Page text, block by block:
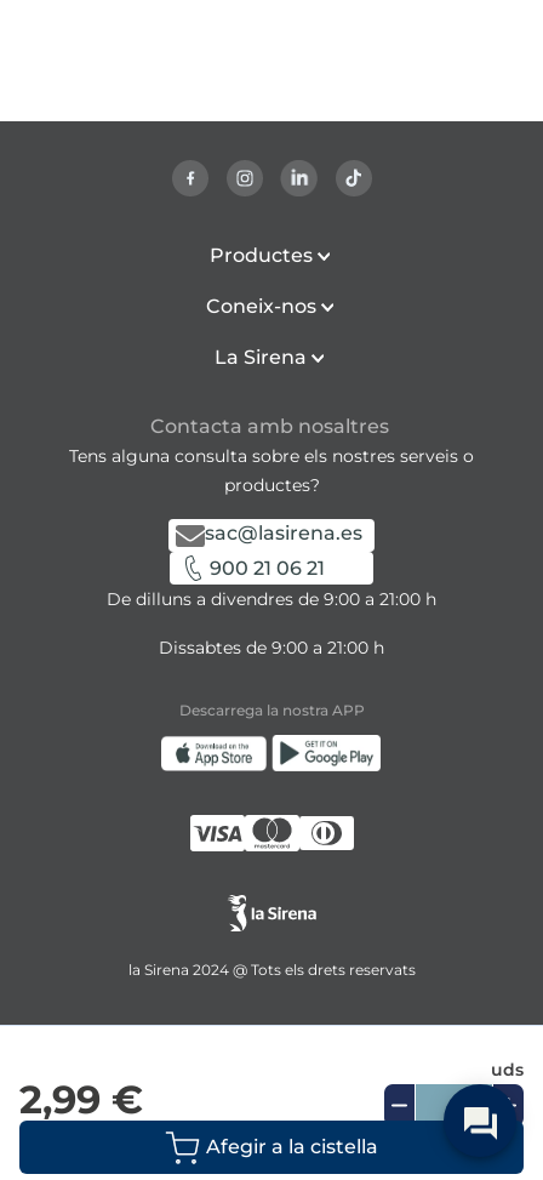
2,99 €
uds
Productes
Coneix-nos
La Sirena
Contacta amb nosaltres
Tens alguna consulta sobre els nostres serveis o
productes?
sac@lasirena.es
900 21 06 21
De dilluns a divendres de 9:00 a 21:00 h
Dissabtes de 9:00 a 21:00 h
Descarrega la nostra APP
la Sirena 2024 @ Tots els drets reservats